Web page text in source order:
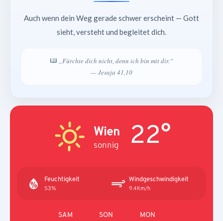
Auch wenn dein Weg gerade schwer erscheint — Gott
sieht, versteht und begleitet dich.
„Fürchte dich nicht, denn ich bin mit dir.“
— Jesaja 41,10
Wien
sonnig 22°
Feuchtigkeit
53%
Windgeschwindigkeit
9.4Km/h
SAM SON MON